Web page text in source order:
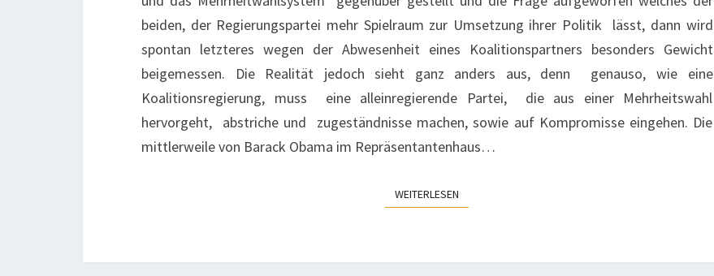
beiden, der Regierungspartei mehr Spielraum zur Umsetzung ihrer Politik lässt, dann wird
spontan letzteres wegen der Abwesenheit eines Koalitionspartners besonders Gewicht
beigemessen. Die Realität jedoch sieht ganz anders aus, denn genauso, wie eine
Koalitionsregierung, muss eine alleinregierende Partei, die aus einer Mehrheitswahl
hervorgeht, abstriche und zugeständnisse machen, sowie auf Kompromisse eingehen. Die
mittlerweile von Barack Obama im Repräsentantenhaus…
WEITERLESEN